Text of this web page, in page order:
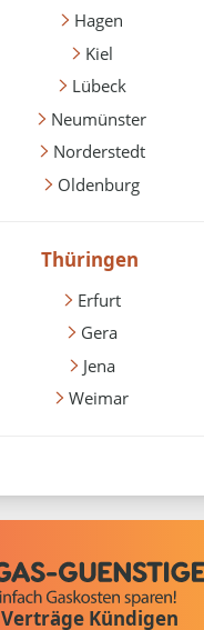
Hagen
Kiel
Lübeck
Neumünster
Norderstedt
Oldenburg
Thüringen
Erfurt
Gera
Jena
Weimar
Verträge Kündigen